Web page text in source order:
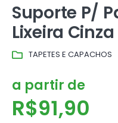
Suporte P/
Lixeira Cinza
TAPETES E CAPACHOS
a partir de
R$91,90